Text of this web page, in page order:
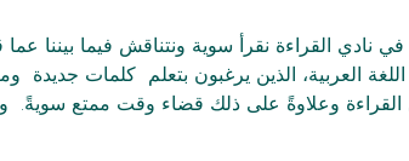
القراءة نقرأ سوية ونتناقش فيما بيننا
العربية، الذين يرغبون بتعلم  كلمات جديدة
القراءة وعلاوةً على ذلك قضاء وقت ممتع سويةً.